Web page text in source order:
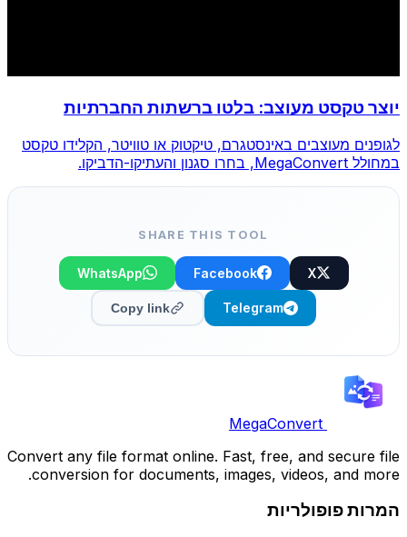
יוצר טקסט מעוצב: בלטו ברשתות החברתיות
לגופנים מעוצבים באינסטגרם, טיקטוק או טוויטר, הקלידו טקסט
במחולל MegaConvert, בחרו סגנון והעתיקו-הדביקו.
SHARE THIS TOOL
X
Facebook
WhatsApp
Telegram
Copy link
MegaConvert
Convert any file format online. Fast, free, and secure file
conversion for documents, images, videos, and more.
המרות פופולריות